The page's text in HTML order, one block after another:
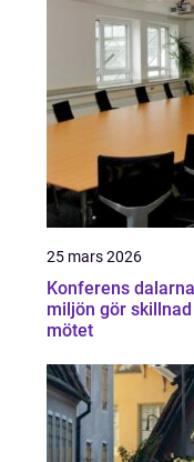
25 mars 2026
Konferens dalarna när
miljön gör
mötet